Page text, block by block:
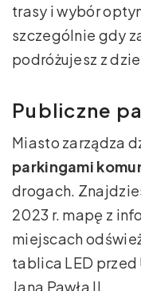
trasy i wybór
szczególnie gdy
podróżujesz z
Publiczne
Miasto zarządza
parkingami
drogach.
2023 r. mapę z
miejscach
tablica LED
Jana Pawła II.